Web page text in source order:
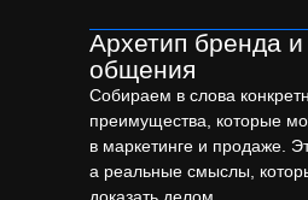
Архетип бренда и
общения
Собираем в слова
преимущества, которые
в маркетинге и продаже.
а реальные смыслы,
строительных